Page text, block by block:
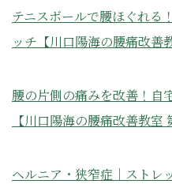
テニスボールで腰ほぐれる
ッチ【川口陽海の腰痛改善
腰の片側の痛みを改善！自
【川口陽海の腰痛改善教室
ヘルニア・狭窄症｜ストレ